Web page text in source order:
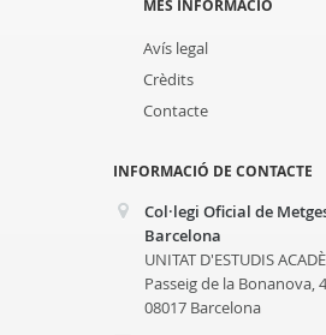
MÉS INFORMACIÓ
Avís legal
Crèdits
Contacte
INFORMACIÓ DE CONTACTE
Col·legi Oficial de
Barcelona
UNITAT D'ESTUDIS
Passeig de la Bonanova,
08017 Barcelona